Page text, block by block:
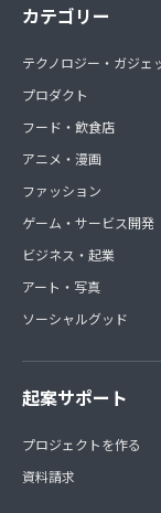
カテゴリー
テクノロジー・ガジェ
プロダクト
フード・飲食店
アニメ・漫画
ファッション
ゲーム・サービス開発
ビジネス・起業
アート・写真
ソーシャルグッド
起案サポート
プロジェクトを作る
資料請求